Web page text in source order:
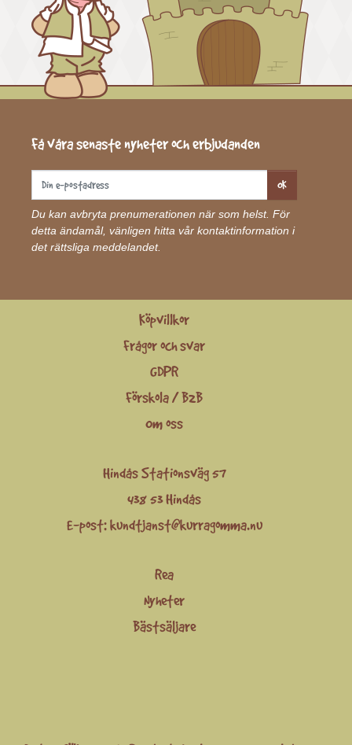
Få våra senaste nyheter och erbjudanden
OK
Du kan avbryta prenumerationen när som helst. För
detta ändamål, vänligen hitta vår kontaktinformation i
det rättsliga meddelandet.
Köpvillkor
Frågor och svar
GDPR
Förskola / B2B
Om oss
Hindås Stationsväg 57
438 53 Hindås
E-post:kundtjanst@kurragomma.nu
Rea
Nyheter
Bästsäljare